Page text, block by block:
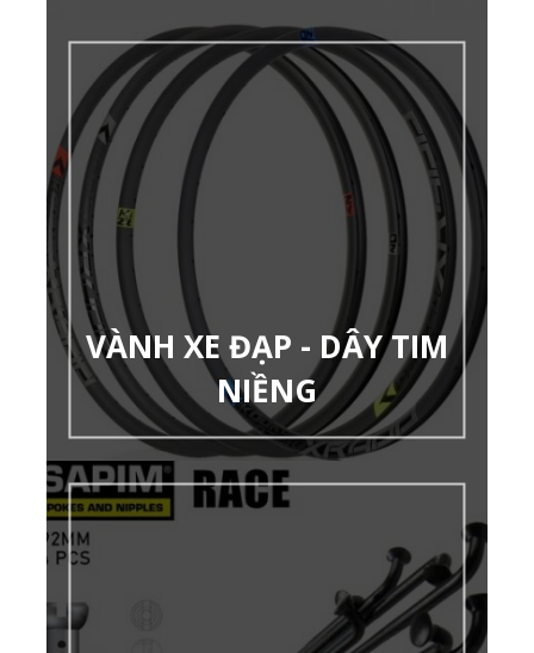
VÀNH XE ĐẠP - DÂY TIM
NIỀNG